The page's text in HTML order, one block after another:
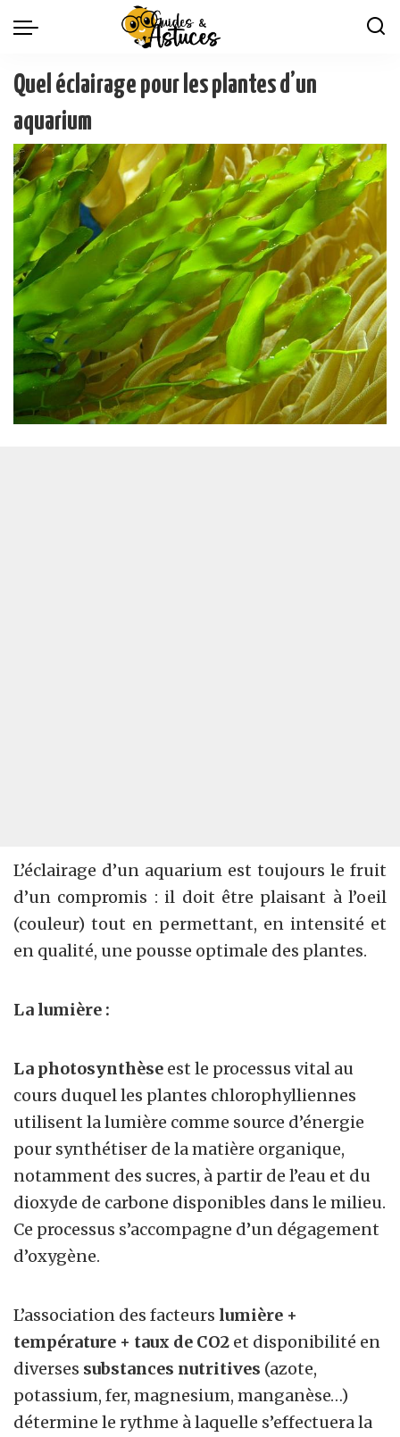
Quel éclairage pour les plantes d’un
aquarium
L’éclairage d’un aquarium est toujours le fruit
d’un compromis : il doit être plaisant à l’oeil
(couleur) tout en permettant, en intensité et
en qualité, une pousse optimale des plantes.
La lumière :
La photosynthèse est le processus vital au
cours duquel les plantes chlorophylliennes
utilisent la lumière comme source d’énergie
pour synthétiser de la matière organique,
notamment des sucres, à partir de l’eau et du
dioxyde de carbone disponibles dans le milieu.
Ce processus s’accompagne d’un dégagement
d’oxygène.
L’association des facteurs lumière +
température + taux de CO2 et disponibilité en
diverses substances nutritives (azote,
potassium, fer, magnesium, manganèse…)
détermine le rythme à laquelle s’effectuera la